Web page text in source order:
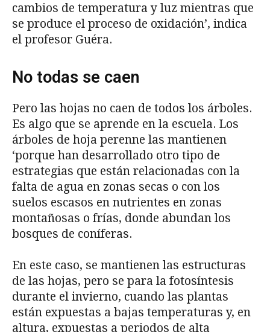
cambios de temperatura y luz mientras que
se produce el proceso de oxidación’, indica
el profesor Guéra.
No todas se caen
Pero las hojas no caen de todos los árboles.
Es algo que se aprende en la escuela. Los
árboles de hoja perenne las mantienen
‘porque han desarrollado otro tipo de
estrategias que están relacionadas con la
falta de agua en zonas secas o con los
suelos escasos en nutrientes en zonas
montañosas o frías, donde abundan los
bosques de coníferas.
En este caso, se mantienen las estructuras
de las hojas, pero se para la fotosíntesis
durante el invierno, cuando las plantas
están expuestas a bajas temperaturas y, en
altura, expuestas a periodos de alta